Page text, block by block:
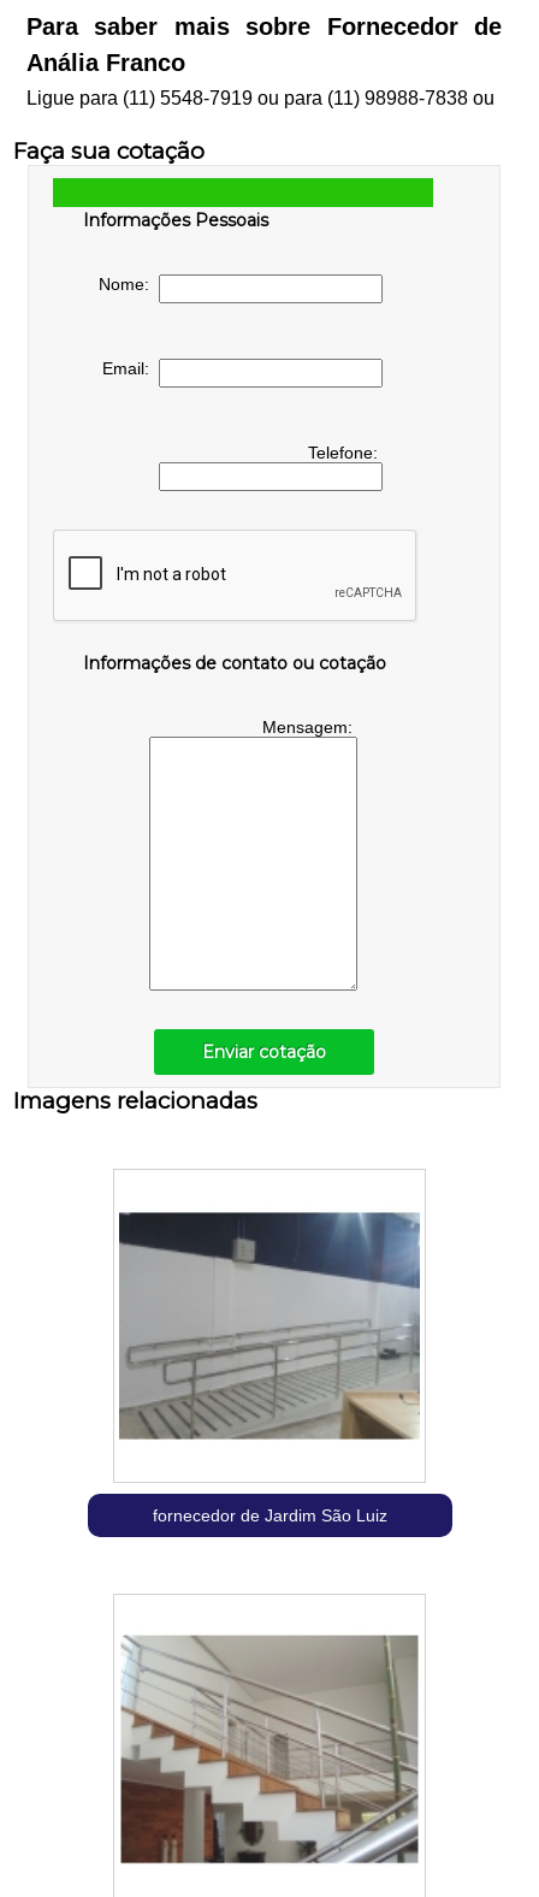
Para saber mais sobre Fornecedor de
Anália Franco
Ligue para (11) 5548-7919ou para (11) 98988-7838ou
Faça sua cotação
Informações Pessoais
Nome:
Email:
Telefone:
Informações de contato ou cotação
Mensagem:
Enviar cotação
Imagens relacionadas
fornecedor de Jardim São Luiz